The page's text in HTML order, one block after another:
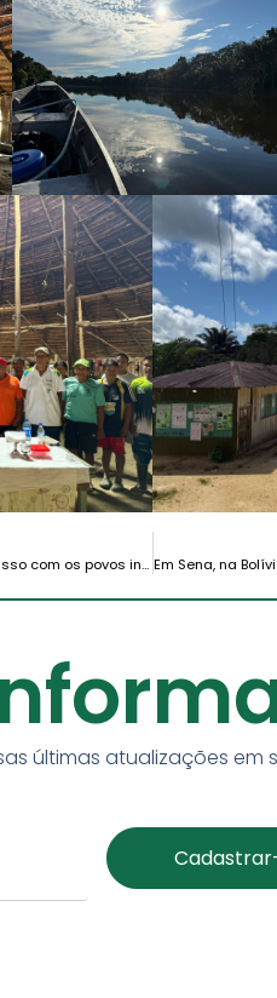
A Igreja de Roraima reafirma seu compromisso com os povos indígenas durante a Assembleia da Hutukara Yanomami
últimas atualizações em